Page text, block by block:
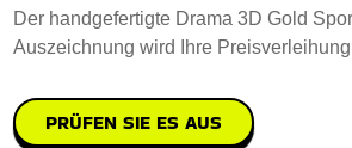
Der handgefertigte Drama 3D Gold
Auszeichnung wird Ihre
PRÜFEN SIE ES AUS